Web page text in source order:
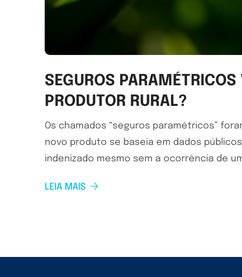
SEGUROS
PRODUTOR RURAL?
Os chamados “seguros paramétricos”
novo produto se baseia em dados
indenizado mesmo sem a ocorrência de
LEIA MAIS